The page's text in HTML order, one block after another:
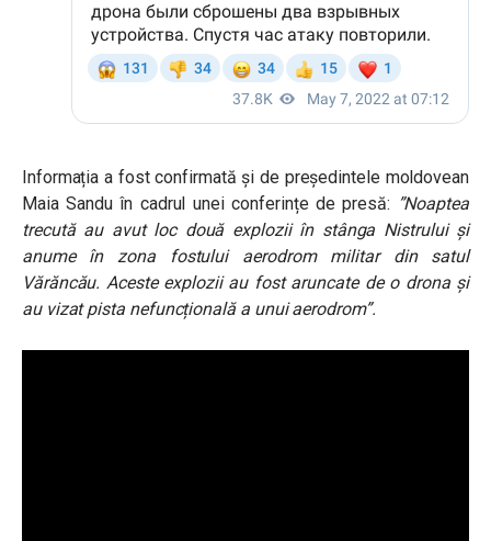
Informația a fost confirmată și de președintele moldovean
Maia Sandu în cadrul unei conferințe de presă: ”Noaptea
trecută au avut loc două explozii în stânga Nistrului și
anume în zona fostului aerodrom militar din satul
Vărăncău. Aceste explozii au fost aruncate de o drona și
au vizat pista nefuncțională a unui aerodrom”.